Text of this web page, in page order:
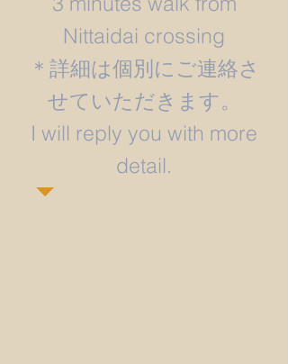
Nittaidai crossing
＊詳細は個別にご連絡さ
せていただきます。
​I will reply you with more
detail.